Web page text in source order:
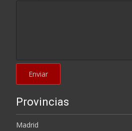
Provincias
Madrid